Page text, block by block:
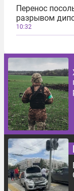
Перенос
разрывом
10:32